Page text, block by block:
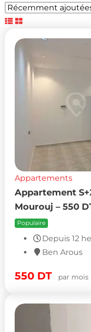
Appartements
Appartement
Mourouj – 550
Populaire
Depuis 12
Ben Arous
550 DT par mois